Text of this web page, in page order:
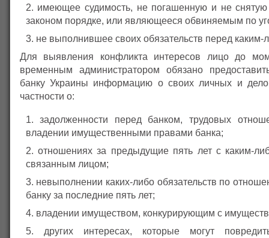
имеющее судимость, не погашенную и не
законом порядке, или являющееся обвиняемым по
не выполнившее своих обязательств перед каким-
Для выявления конфликта интересов лицо до
временным администратором обязано
банку Украины информацию о своих личных и
частности о:
задолженности перед банком, трудовых
владении имущественными правами банка;
отношениях за предыдущие пять лет с каким-
связанным лицом;
невыполнении каких-либо обязательств по
банку за последние пять лет;
владении имуществом, конкурирующим с
других интересах, которые могут